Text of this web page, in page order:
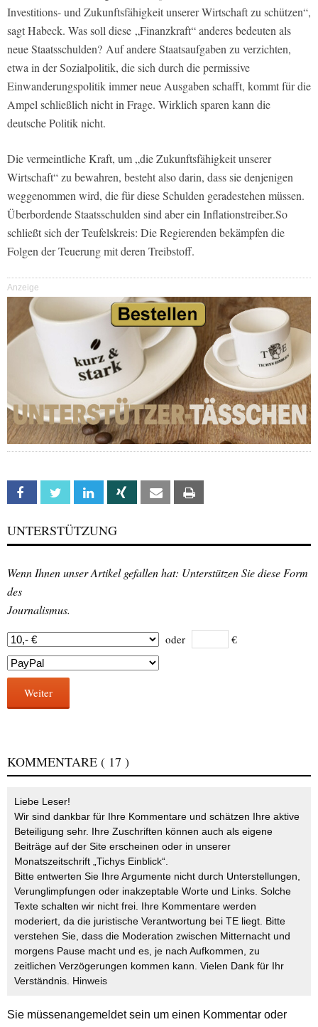
Investitions- und Zukunftsfähigkeit unserer Wirtschaft zu schützen“,
sagt Habeck. Was soll diese „Finanzkraft“ anderes bedeuten als
neue Staatsschulden? Auf andere Staatsaufgaben zu verzichten,
etwa in der Sozialpolitik, die sich durch die permissive
Einwanderungspolitik immer neue Ausgaben schafft, kommt für die
Ampel schließlich nicht in Frage. Wirklich sparen kann die
deutsche Politik nicht.
Die vermeintliche Kraft, um „die Zukunftsfähigkeit unserer
Wirtschaft“ zu bewahren, besteht also darin, dass sie denjenigen
weggenommen wird, die für diese Schulden geradestehen müssen.
Überbordende Staatsschulden sind aber ein Inflationstreiber.So
schließt sich der Teufelskreis: Die Regierenden bekämpfen die
Folgen der Teuerung mit deren Treibstoff.
Anzeige
Facebook Twitter Linkedin Xing Email
UNTERSTÜTZUNG
Wenn Ihnen unser Artikel gefallen hat: Unterstützen Sie diese Form
des
Journalismus.
oder €
Weiter
KOMMENTARE ( 17 )
Liebe Leser!
Wir sind dankbar für Ihre Kommentare und schätzen Ihre aktive
Beteiligung sehr. Ihre Zuschriften können auch als eigene
Beiträge auf der Site erscheinen oder in unserer
Monatszeitschrift „Tichys Einblick“.
Bitte entwerten Sie Ihre Argumente nicht durch Unterstellungen,
Verunglimpfungen oder inakzeptable Worte und Links. Solche
Texte schalten wir nicht frei. Ihre Kommentare werden
moderiert, da die juristische Verantwortung bei TE liegt. Bitte
verstehen Sie, dass die Moderation zwischen Mitternacht und
morgens Pause macht und es, je nach Aufkommen, zu
zeitlichen Verzögerungen kommen kann. Vielen Dank für Ihr
Verständnis. Hinweis
Sie müssenangemeldetsein um einen Kommentar oder